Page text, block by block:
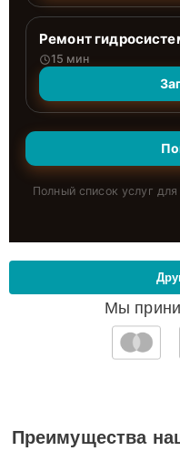
Ремонт
15 мин
Полный список услуг для
Мы
Преимущества